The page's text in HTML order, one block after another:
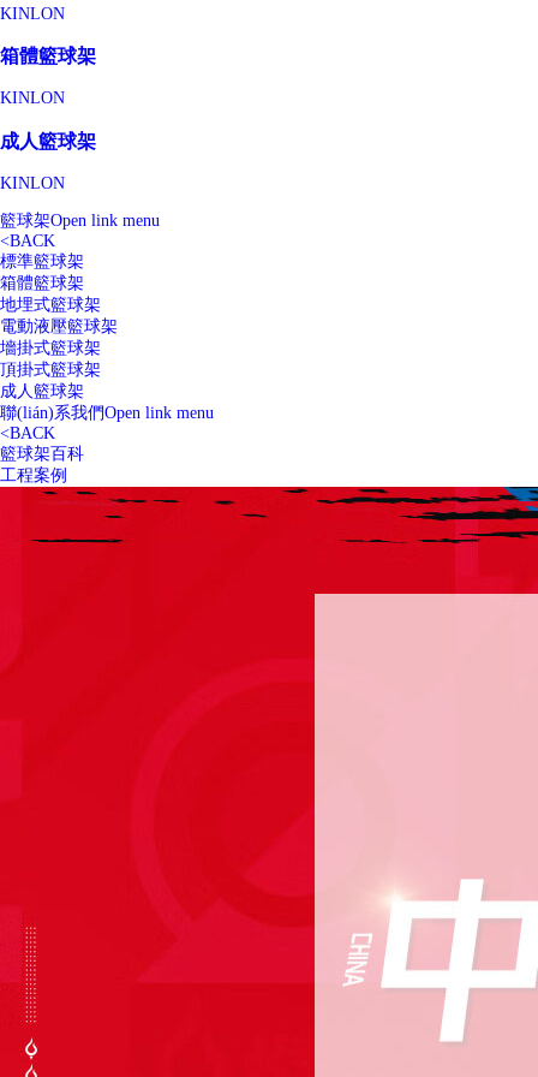
KINLON
箱體籃球架
KINLON
成人籃球架
KINLON
籃球架Open link menu
<BACK
標準籃球架
箱體籃球架
地埋式籃球架
電動液壓籃球架
墻掛式籃球架
頂掛式籃球架
成人籃球架
聯(lián)系我們Open link menu
<BACK
籃球架百科
工程案例